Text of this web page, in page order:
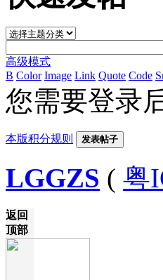
高级模式
B Color Image Link Quote Code
您需要登录
本版积分规则 发表帖子
LGGZS ( 粤
返回
顶部